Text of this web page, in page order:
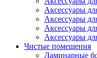
Аксессуары
Аксессуары
Аксессуары
Аксессуары
Чистые помещения
Ламинарные